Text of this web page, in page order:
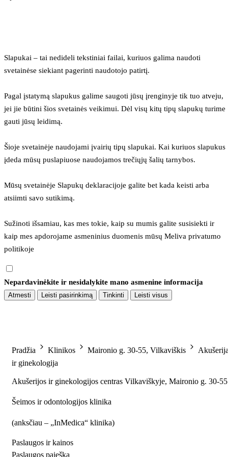
Slapukai – tai nedideli tekstiniai failai, kuriuos galima naudoti
svetainėse siekiant pagerinti naudotojo patirtį.
Pagal įstatymą slapukus galime saugoti jūsų įrenginyje tik tuo atveju,
jei jie būtini šios svetainės veikimui. Dėl visų kitų tipų slapukų turime
gauti jūsų leidimą.
Šioje svetainėje naudojami įvairių tipų slapukai. Kai kuriuos slapukus
įdeda mūsų puslapiuose naudojamos trečiųjų šalių tarnybos.
Mūsų svetainėje Slapukų deklaracijoje galite bet kada keisti arba
atsiimti savo sutikimą.
Sužinoti išsamiau, kas mes tokie, kaip su mumis galite susisiekti ir
kaip mes apdorojame asmeninius duomenis mūsų Meliva privatumo
politikoje
Nepardavinėkite ir nesidalykite mano asmenine informacija
Atmesti Leisti pasirinkimą Tinkinti Leisti visus
Pradžia Klinikos Maironio g. 30-55, Vilkaviškis
ir ginekologija
Akušerijos ir ginekologijos centras Vilkaviškyje, Maironio g. 30-55
Šeimos ir odontologijos klinika
(anksčiau – „InMedica“ klinika)
Paslaugos ir kainos
Paslaugos paieška